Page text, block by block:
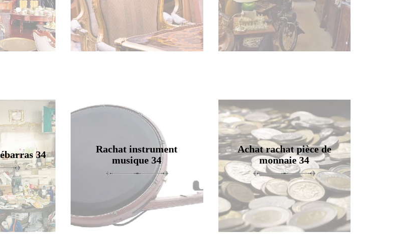
34
Rachat instrument
musique 34
Achat rachat pièce de
monnaie 34